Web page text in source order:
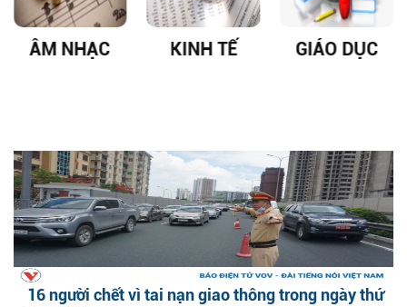
ÂM NHẠC KINH TẾ GIÁO DỤC
16 người chết vì tai nạn giao thông trong ngày thứ